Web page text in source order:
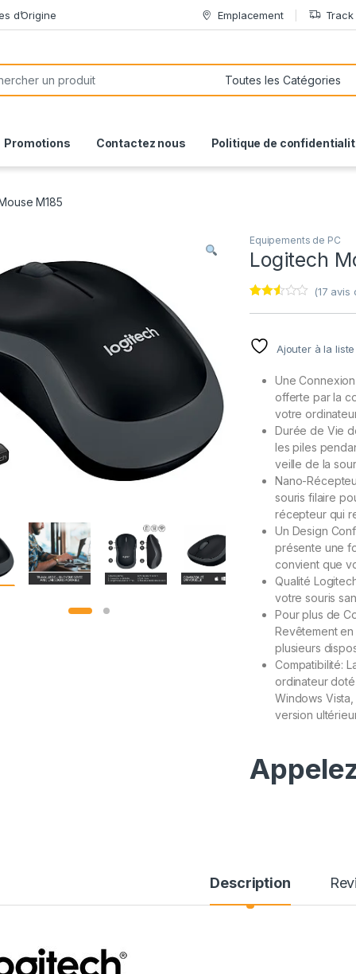
d’Origine Emplacement
Promotions Contactez nous Politique de
M185
Equipements de PC
Logitech
5
basé
notatio
ns
(17 avis
Ajouter à la
Une
offerte par la
votre
Durée de Vie
les piles
veille de la
Nano-
souris filaire
récepteur qui
Un Design
présente une
convient que
Qualité
votre souris
Pour plus de
Revêtement
plusieurs
Compatibilité:
ordinateur
Windows
version
Description